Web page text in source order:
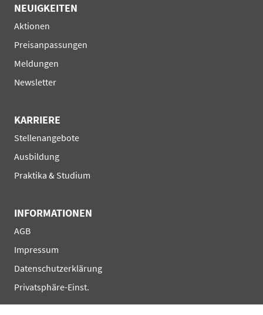
NEUIGKEITEN
Navigation
überspringen
Aktionen
Preisanpassungen
Meldungen
Newsletter
KARRIERE
Navigation
überspringen
Stellenangebote
Ausbildung
Praktika & Studium
INFORMATIONEN
Navigation
überspringen
AGB
Impressum
Datenschutzerklärung
Privatsphäre-Einst.